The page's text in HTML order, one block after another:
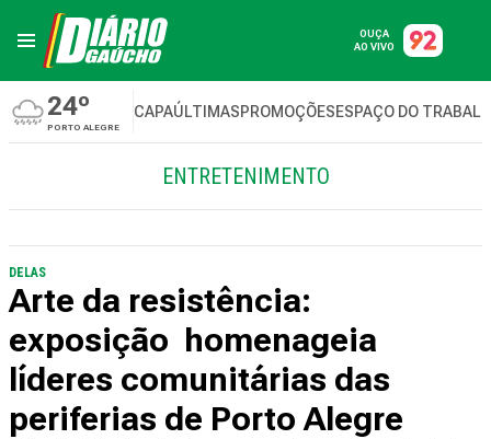
OUÇA
AO VIVO
24º
PORTO ALEGRE
CAPAÚLTIMASPROMOÇÕESESPAÇO DO
ENTRETENIMENTO
DELAS
Arte da resistência:
exposição homenageia
líderes comunitárias das
periferias de Porto Alegre